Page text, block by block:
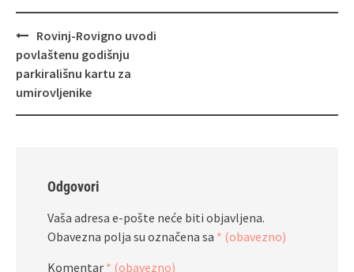
Navigacija
objava
Rovinj-Rovigno uvodi
povlaštenu godišnju
parkirališnu kartu za
umirovljenike
Odgovori
Vaša adresa e-pošte neće biti objavljena.
Obavezna polja su označena sa * (obavezno)
Komentar * (obavezno)